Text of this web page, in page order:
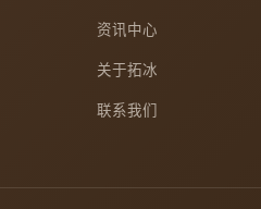
资讯中心
关于拓冰
联系我们